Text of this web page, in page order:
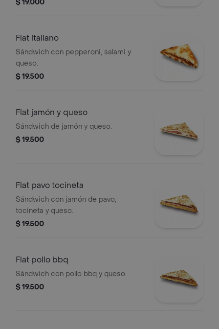
$ 19.000
Flat italiano
Sándwich con pepperoni, salami y
queso.
$ 19.500
Flat jamón y queso
Sándwich de jamón y queso.
$ 19.500
Flat pavo tocineta
Sándwich con jamón de pavo,
tocineta y queso.
$ 19.500
Flat pollo bbq
Sándwich con pollo bbq y queso.
$ 19.500